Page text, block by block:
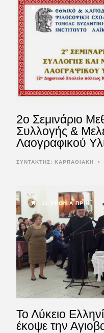
11 ΧΡΌΝΙΑ ΠΡΙΝ
2o Σεμινάριο
Συλλογής &
Λαογραφικού
ΣΥΝΤΆΚΤΗΣ: ΚΑΡΠΑΘΙΑΚΗ •
11 ΧΡΌΝΙΑ ΠΡΙΝ
Το Λύκειο
έκοψε την